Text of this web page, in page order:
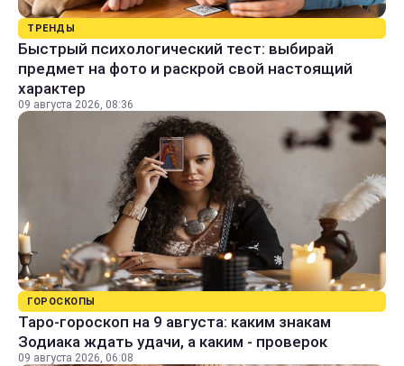
ТРЕНДЫ
Быстрый психологический тест: выбирай
предмет на фото и раскрой свой настоящий
характер
09 августа 2026, 08:36
ГОРОСКОПЫ
Таро-гороскоп на 9 августа: каким знакам
Зодиака ждать удачи, а каким - проверок
09 августа 2026, 06:08